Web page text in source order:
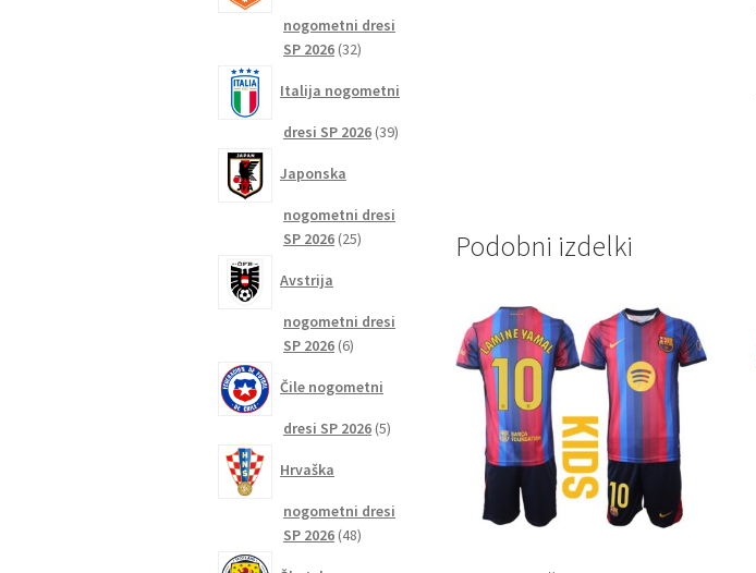
Podobni izdelki
nogometni dresi
SP 2026 3232
Italija nogometni
dresi SP 2026 3939
Japonska
nogometni dresi
SP 2026 2525
Avstrija
nogometni dresi
SP 2026 66
Čile nogometni
dresi SP 2026 55
Hrvaška
nogometni dresi
SP 2026 4848